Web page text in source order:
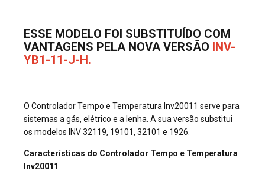
ESSE MODELO FOI SUBSTITUÍDO COM
VANTAGENS PELA NOVA VERSÃO INV-
YB1-11-J-H.
O Controlador Tempo e Temperatura Inv20011 serve para
sistemas a gás, elétrico e a lenha. A sua versão substitui
os modelos INV 32119, 19101, 32101 e 1926.
Características do Controlador Tempo e Temperatura
Inv20011